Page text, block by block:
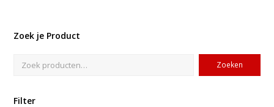
Zoek je Product
Zoeken
Filter